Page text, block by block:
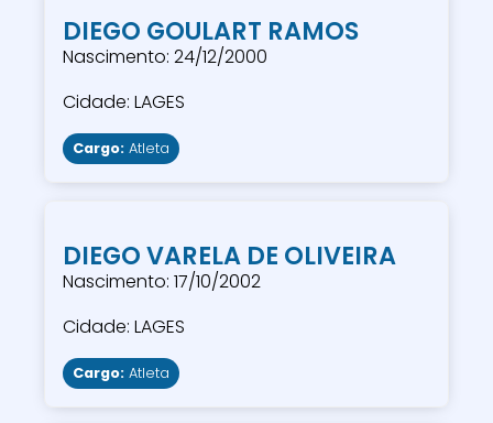
DIEGO GOULART RAMOS
Nascimento: 24/12/2000
Cidade: LAGES
Cargo: Atleta
DIEGO VARELA DE OLIVEIRA
Nascimento: 17/10/2002
Cidade: LAGES
Cargo: Atleta